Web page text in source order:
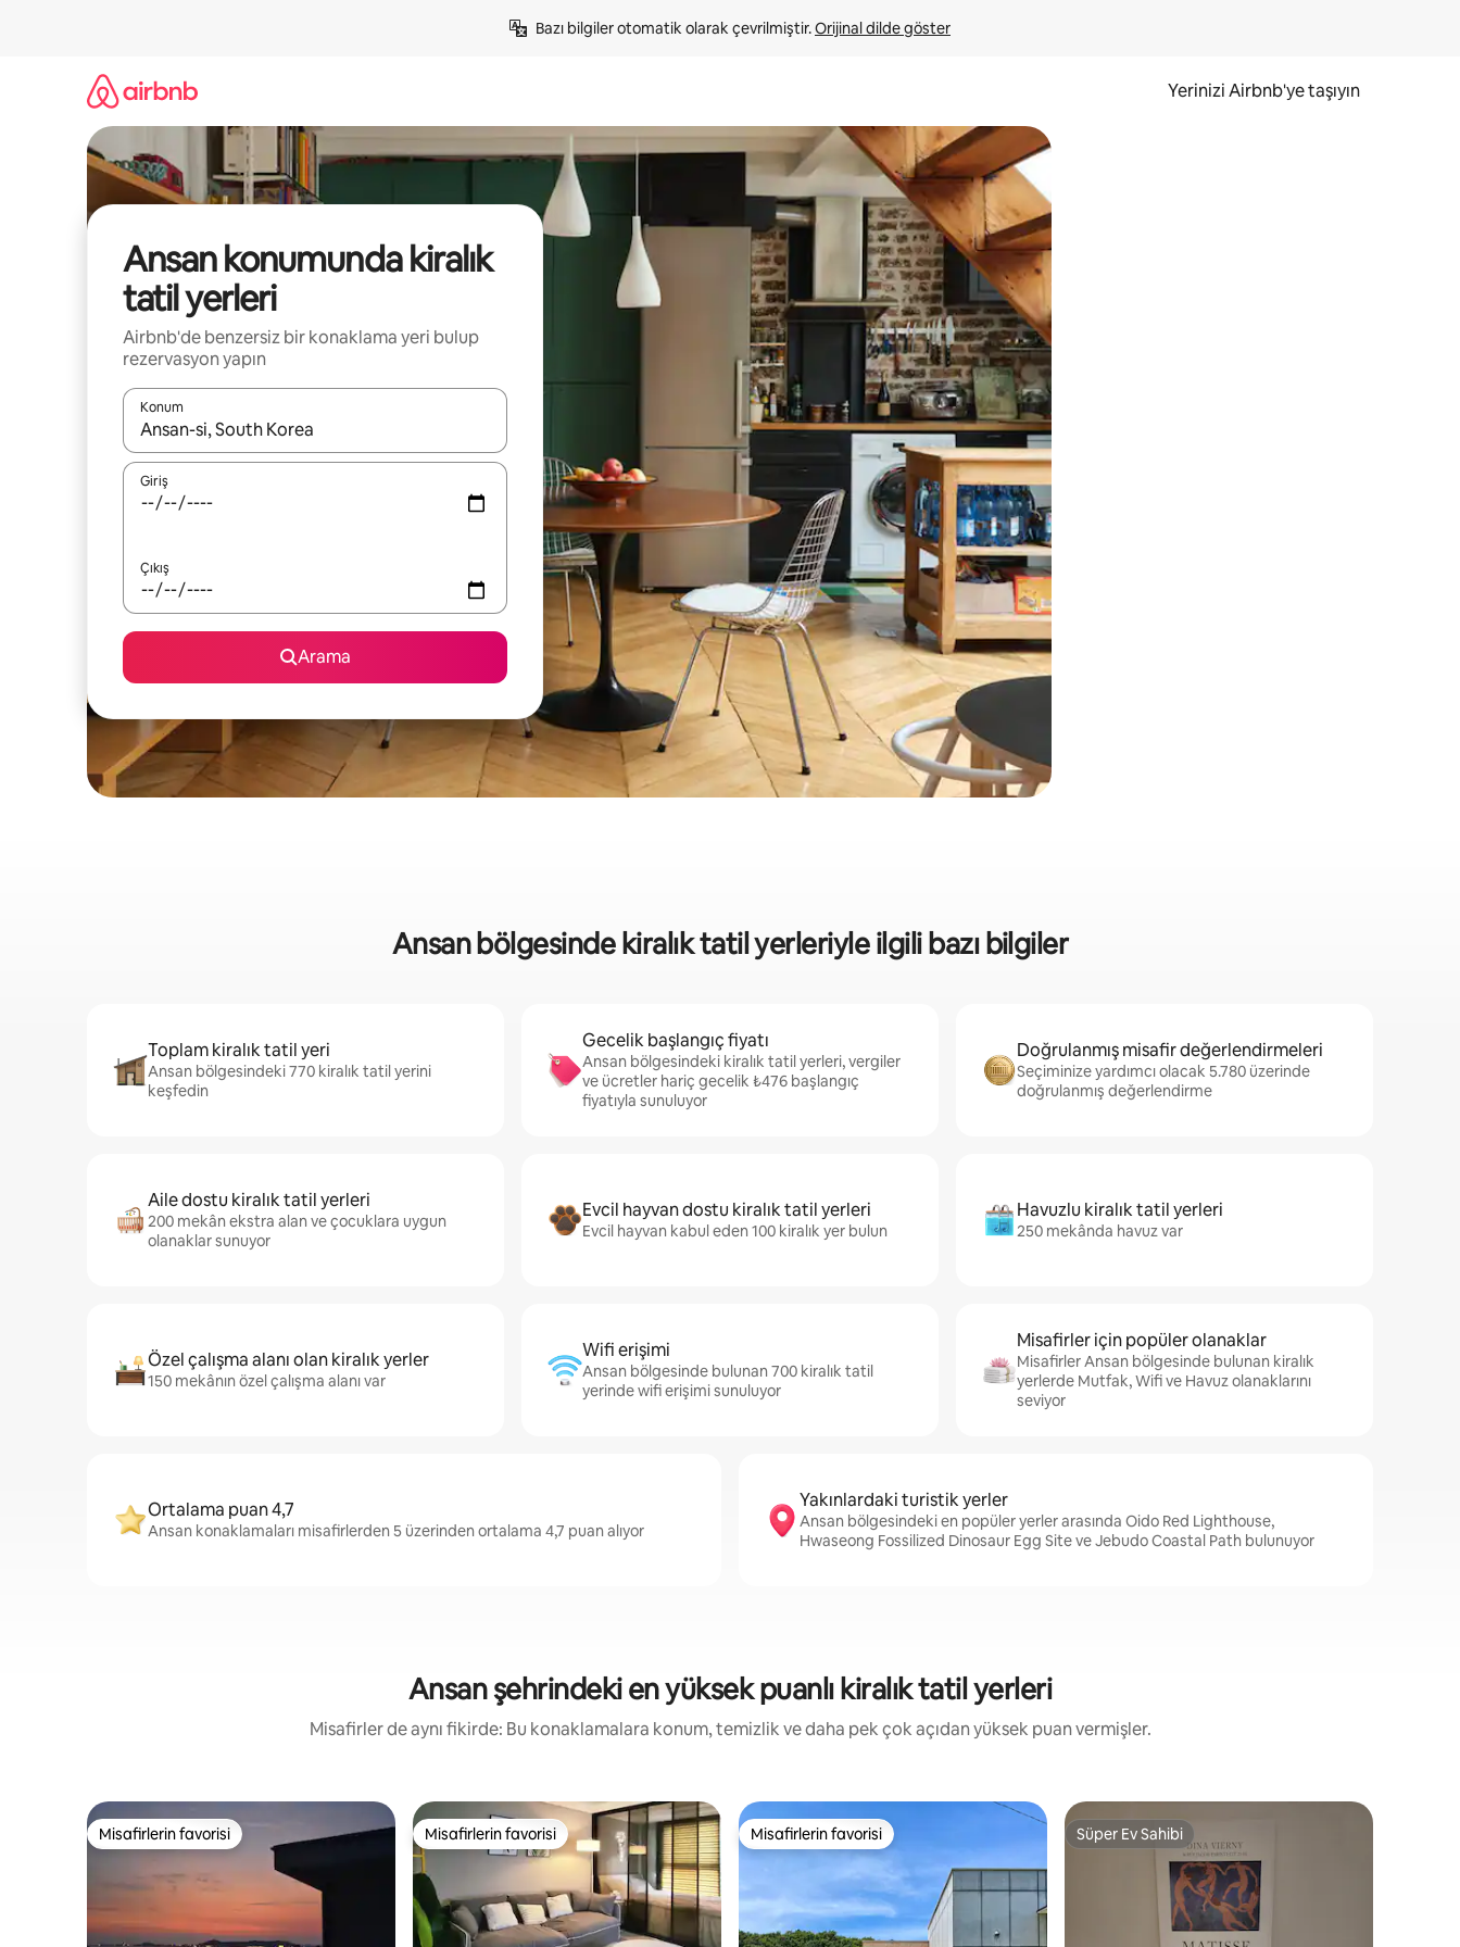
Bazı bilgiler otomatik olarak çevrilmiştir. Orijinal dilde göster
Yerinizi Airbnb'ye taşıyın
Ansan konumunda kiralık
tatil yerleri
Airbnb'de benzersiz bir konaklama yeri bulup
rezervasyon yapın
Konum
Sonuçlar kullanılabilir olduğunda yukarı ve aşağı oklarıyla gezinin veya dokunarak ya da kaydırma hareketleriyle keşfedin.
Giriş
Çıkış
Arama
Ansan bölgesinde kiralık tatil yerleriyle ilgili bazı bilgiler
Toplam kiralık tatil yeri
Ansan bölgesindeki 770 kiralık tatil yerini
keşfedin
Gecelik başlangıç fiyatı
Ansan bölgesindeki kiralık tatil yerleri, vergiler
ve ücretler hariç gecelik ₺476 başlangıç
fiyatıyla sunuluyor
Doğrulanmış misafir değerlendirmeleri
Seçiminize yardımcı olacak 5.780 üzerinde
doğrulanmış değerlendirme
Aile dostu kiralık tatil yerleri
200 mekân ekstra alan ve çocuklara uygun
olanaklar sunuyor
Evcil hayvan dostu kiralık tatil yerleri
Evcil hayvan kabul eden 100 kiralık yer bulun
Havuzlu kiralık tatil yerleri
250 mekânda havuz var
Özel çalışma alanı olan kiralık yerler
150 mekânın özel çalışma alanı var
Wifi erişimi
Ansan bölgesinde bulunan 700 kiralık tatil
yerinde wifi erişimi sunuluyor
Misafirler için popüler olanaklar
Misafirler Ansan bölgesinde bulunan kiralık
yerlerde Mutfak, Wifi ve Havuz olanaklarını
seviyor
Ortalama puan 4,7
Ansan konaklamaları misafirlerden 5 üzerinden ortalama 4,7 puan alıyor
Yakınlardaki turistik yerler
Ansan bölgesindeki en popüler yerler arasında Oido Red Lighthouse,
Hwaseong Fossilized Dinosaur Egg Site ve Jebudo Coastal Path bulunuyor
Ansan şehrindeki en yüksek puanlı kiralık tatil yerleri
Misafirler de aynı fikirde: Bu konaklamalara konum, temizlik ve daha pek çok açıdan yüksek puan vermişler.
Misafirlerin favorisi
Misafirlerin favorisi Misafirlerin favorisi
Misafirlerin favorisi Misafirlerin favorisi
Misafirlerin favorisi Süper Ev Sahibi
Süper Ev Sahibi